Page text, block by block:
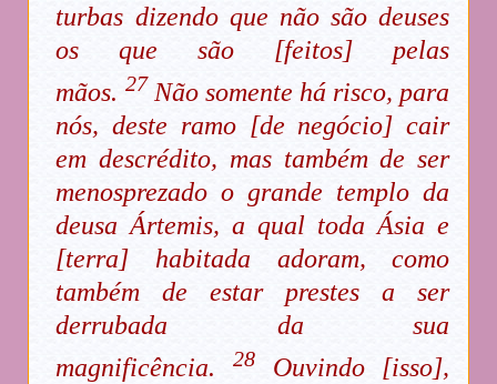
turbas dizendo que não são deuses
os que são [feitos] pelas
mãos. 27 Não somente há risco, para
nós, deste ramo [de negócio] cair
em descrédito, mas também de ser
menosprezado o grande templo da
deusa Ártemis, a qual toda Ásia e
[terra] habitada adoram, como
também de estar prestes a ser
derrubada da sua
magnificência.28 Ouvindo [isso],